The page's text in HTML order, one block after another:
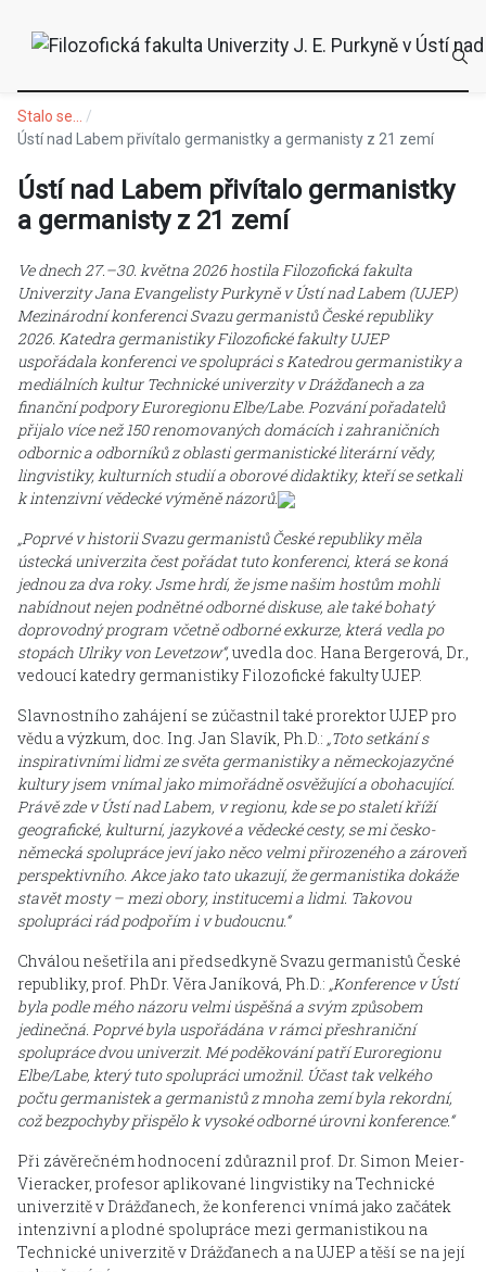
Stalo se...
Ústí nad Labem přivítalo germanistky a germanisty z 21 zemí
Ústí nad Labem přivítalo germanistky
a germanisty z 21 zemí
Ve dnech 27.–30. května 2026 hostila Filozofická fakulta
Univerzity Jana Evangelisty Purkyně v Ústí nad Labem (UJEP)
Mezinárodní konferenci Svazu germanistů České republiky
2026. Katedra germanistiky Filozofické fakulty UJEP
uspořádala konferenci ve spolupráci s Katedrou germanistiky a
mediálních kultur Technické univerzity v Drážďanech a za
finanční podpory Euroregionu Elbe/Labe. Pozvání pořadatelů
přijalo více než 150 renomovaných domácích i zahraničních
odbornic a odborníků z oblasti germanistické literární vědy,
lingvistiky, kulturních studií a oborové didaktiky, kteří se setkali
k intenzivní vědecké výměně názorů.
„Poprvé v historii Svazu germanistů České republiky měla
ústecká univerzita čest pořádat tuto konferenci, která se koná
jednou za dva roky. Jsme hrdí, že jsme našim hostům mohli
nabídnout nejen podnětné odborné diskuse, ale také bohatý
doprovodný program včetně odborné exkurze, která vedla po
stopách Ulriky von Levetzow“, uvedla doc. Hana Bergerová, Dr.,
vedoucí katedry germanistiky Filozofické fakulty UJEP.
Slavnostního zahájení se zúčastnil také prorektor UJEP pro
vědu a výzkum, doc. Ing. Jan Slavík, Ph.D.: „Toto setkání s
inspirativními lidmi ze světa germanistiky a německojazyčné
kultury jsem vnímal jako mimořádně osvěžující a obohacující.
Právě zde v Ústí nad Labem, v regionu, kde se po staletí kříží
geografické, kulturní, jazykové a vědecké cesty, se mi česko-
německá spolupráce jeví jako něco velmi přirozeného a zároveň
perspektivního. Akce jako tato ukazují, že germanistika dokáže
stavět mosty – mezi obory, institucemi a lidmi. Takovou
spolupráci rád podpořím i v budoucnu.“
Chválou nešetřila ani předsedkyně Svazu germanistů České
republiky, prof. PhDr. Věra Janíková, Ph.D.: „Konference v Ústí
byla podle mého názoru velmi úspěšná a svým způsobem
jedinečná. Poprvé byla uspořádána v rámci přeshraniční
spolupráce dvou univerzit. Mé poděkování patří Euroregionu
Elbe/Labe, který tuto spolupráci umožnil. Účast tak velkého
počtu germanistek a germanistů z mnoha zemí byla rekordní,
což bezpochyby přispělo k vysoké odborné úrovni konference.“
Při závěrečném hodnocení zdůraznil prof. Dr. Simon Meier-
Vieracker, profesor aplikované lingvistiky na Technické
univerzitě v Drážďanech, že konferenci vnímá jako začátek
intenzivní a plodné spolupráce mezi germanistikou na
Technické univerzitě v Drážďanech a na UJEP a těší se na její